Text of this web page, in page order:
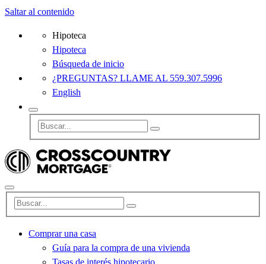
Saltar al contenido
Hipoteca
Hipoteca
Búsqueda de inicio
¿PREGUNTAS? LLAME AL 559.307.5996
English
Comprar una casa
Guía para la compra de una vivienda